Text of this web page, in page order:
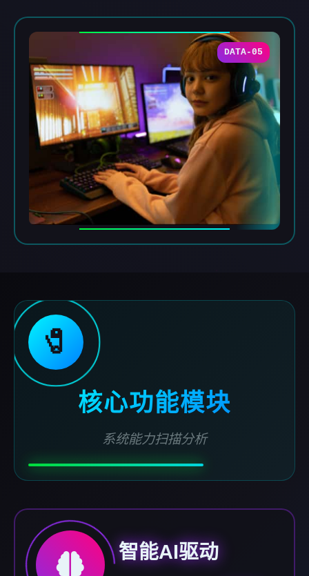
DATA-05
🧷
核心功能模块
系统能力扫描分析
智能AI驱动